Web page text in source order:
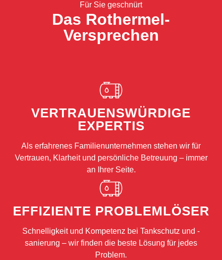
Für Sie geschnürt
Das Rothermel-
Versprechen
VERTRAUENSWÜRDIGE
EXPERTIS
Als erfahrenes Familienunternehmen stehen wir für
Vertrauen, Klarheit und persönliche Betreuung – immer
an Ihrer Seite.
EFFIZIENTE PROBLEMLÖSER
Schnelligkeit und Kompetenz bei Tankschutz und -
sanierung – wir finden die beste Lösung für jedes
Problem.